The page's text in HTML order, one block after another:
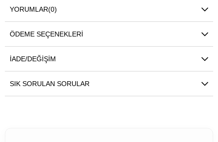
YORUMLAR(0)
ÖDEME SEÇENEKLERI
İADE/DEĞIŞIM
SIK SORULAN SORULAR